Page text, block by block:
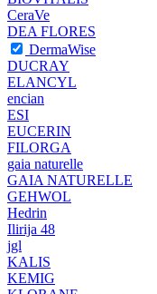
CeraVe
DEA FLORES
DermaWise
DUCRAY
ELANCYL
encian
ESI
EUCERIN
FILORGA
gaia naturelle
GAIA NATURELLE
GEHWOL
Hedrin
Ilirija 48
jgl
KALIS
KEMIG